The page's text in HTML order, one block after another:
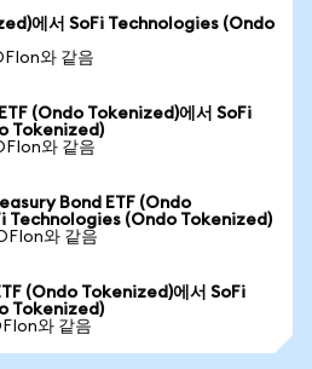
에서 SoFi Technologies (Ondo
와 같음
(Ondo Tokenized)에서 SoFi
Tokenized)
와 같음
Bond ETF (Ondo
Technologies (Ondo Tokenized)
와 같음
(Ondo Tokenized)에서 SoFi
Tokenized)
와 같음